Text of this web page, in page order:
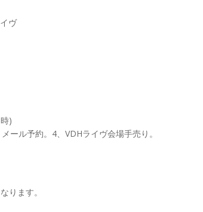
ヴ
)
ール予約。4、VDHライヴ会場手売り。
ります。